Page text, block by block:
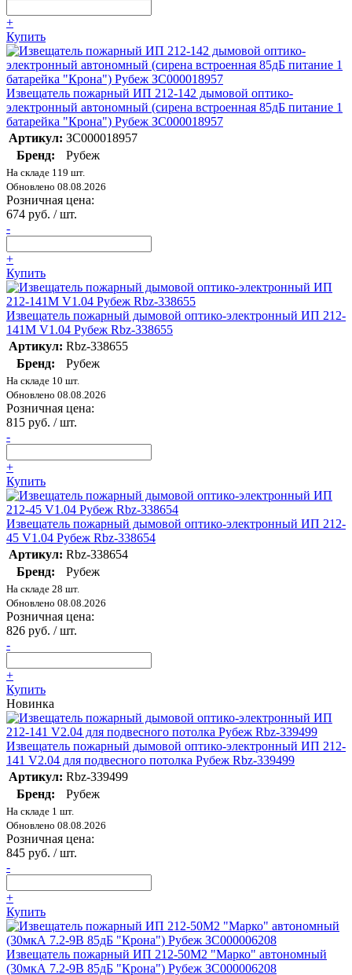
+
Купить
Извещатель пожарный ИП 212-142 дымовой оптико-
электронный автономный (сирена встроенная 85дБ питание 1
батарейка "Крона") Рубеж ЗС000018957
Артикул: ЗС000018957
Бренд:
Рубеж
На складе 119 шт.
Обновлено 08.08.2026
Розничная цена:
674 руб. / шт.
-
+
Купить
Извещатель пожарный дымовой оптико-электронный ИП 212-
141М V1.04 Рубеж Rbz-338655
Артикул: Rbz-338655
Бренд:
Рубеж
На складе 10 шт.
Обновлено 08.08.2026
Розничная цена:
815 руб. / шт.
-
+
Купить
Извещатель пожарный дымовой оптико-электронный ИП 212-
45 V1.04 Рубеж Rbz-338654
Артикул: Rbz-338654
Бренд:
Рубеж
На складе 28 шт.
Обновлено 08.08.2026
Розничная цена:
826 руб. / шт.
-
+
Купить
Новинка
Извещатель пожарный дымовой оптико-электронный ИП 212-
141 V2.04 для подвесного потолка Рубеж Rbz-339499
Артикул: Rbz-339499
Бренд:
Рубеж
На складе 1 шт.
Обновлено 08.08.2026
Розничная цена:
845 руб. / шт.
-
+
Купить
Извещатель пожарный ИП 212-50М2 "Марко" автономный
(30мкА 7.2-9В 85дБ "Крона") Рубеж ЗС000006208